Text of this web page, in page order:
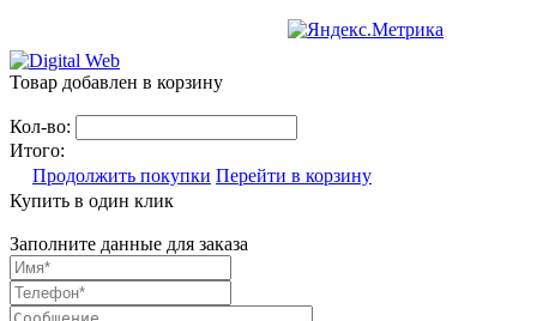
Товар добавлен в корзину
Кол-во:
Итого:
Продолжить покупки Перейти в корзину
Купить в один клик
Заполните данные для заказа